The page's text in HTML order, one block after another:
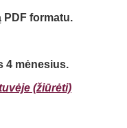
formatu.
4 mėnesius.
(žiūrėti)